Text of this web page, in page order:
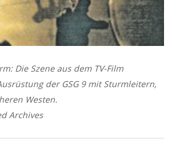
Die Szene aus dem TV-Film
der GSG 9 mit Sturmleitern,
Westen.
Archives